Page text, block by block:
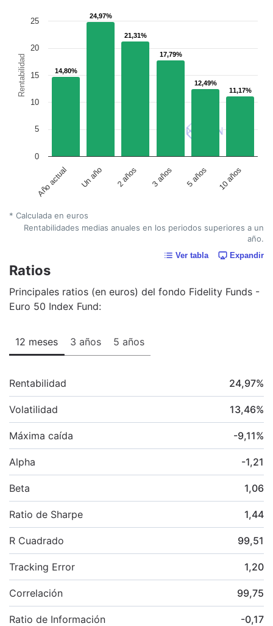
Rentabilidad 14,80%
14,80%
24,97%
24,97%
21,31%
21,31%
17,79%
17,79%
12,49%
12,49%
11,17%
11,17%
Año actual Un año 2 años 3 años 5 años 10 años
0
5
10
15
20
25
* Calculada en euros
Rentabilidades medias anuales en los periodos superiores a un
año.
Ver tabla Expandir
Ratios
Principales ratios (en euros) del fondo Fidelity Funds -
Euro 50 Index Fund:
12 meses 3 años 5 años
Rentabilidad 24,97%
Volatilidad 13,46%
Máxima caída -9,11%
Alpha -1,21
Beta 1,06
Ratio de Sharpe 1,44
R Cuadrado 99,51
Tracking Error 1,20
Correlación 99,75
Ratio de Información -0,17